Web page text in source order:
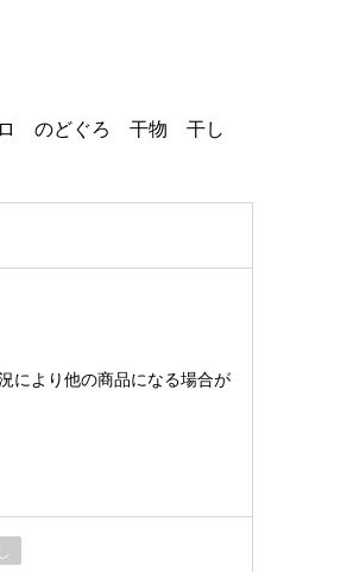
のどぐろ 干物 干し
により他の商品になる場合が